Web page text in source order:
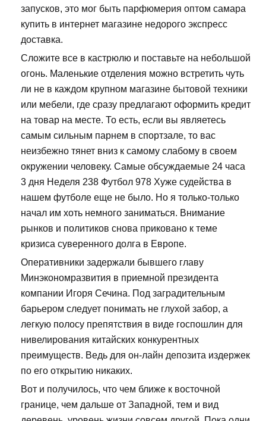
запусков, это мог быть парфюмерия оптом самара
купить в интернет магазине недорого экспресс
доставка.
Сложите все в кастрюлю и поставьте на небольшой
огонь. Маленькие отделения можно встретить чуть
ли не в каждом крупном магазине бытовой техники
или мебели, где сразу предлагают оформить кредит
на товар на месте. То есть, если вы являетесь
самым сильным парнем в спортзале, то вас
неизбежно тянет вниз к самому слабому в своем
окружении человеку. Самые обсуждаемые 24 часа
3 дня Неделя 238 Футбол 978 Хуже судейства в
нашем футболе еще не было. Но я только-только
начал им хоть немного заниматься. Внимание
рынков и политиков снова приковано к теме
кризиса суверенного долга в Европе.
Оперативники задержали бывшего главу
Минэкономразвития в приемной президента
компании Игоря Сечина. Под заградительным
барьером следует понимать не глухой забор, а
легкую полосу препятствия в виде госпошлин для
нивелирования китайских конкурентных
преимуществ. Ведь для он-лайн депозита издержек
по его открытию никаких.
Вот и получилось, что чем ближе к восточной
границе, чем дальше от Западной, тем и вид